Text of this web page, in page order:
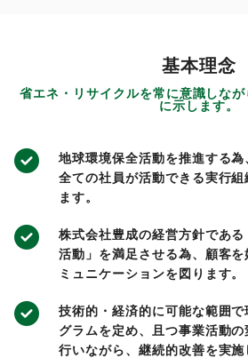
基本理念
省エネ・リサイクルを常に意識しな
に示します。
地球環境保全活動を推進する
全ての社員が活動できる実行
ます。
株式会社豊成の経営方針であ
活動」を満足させる為、顧客
ミュニケーションを図ります。
技術的・経済的に可能な範囲
グラムを定め、且つ事業活動
行いながら、継続的改善を実